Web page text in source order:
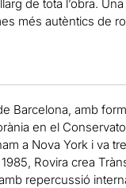
de tota l’obra.
més autèntics de
Barcelona, amb
en el
a Nova York i va
Rovira crea
repercussió